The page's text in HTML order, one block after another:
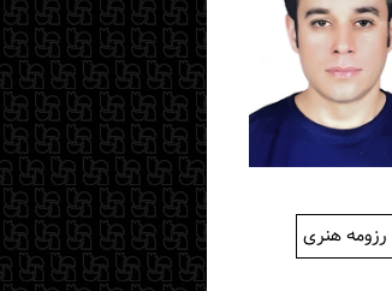
رزومه هنری